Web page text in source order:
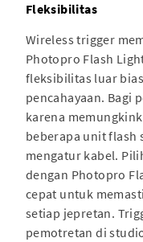
Fleksibilitas
Wireless trigger
Photopro Flash
fleksibilitas luar
pencahayaan. Bagi
karena
beberapa unit flash
mengatur kabel.
dengan Photopro
cepat untuk
setiap jepretan.
pemotretan di